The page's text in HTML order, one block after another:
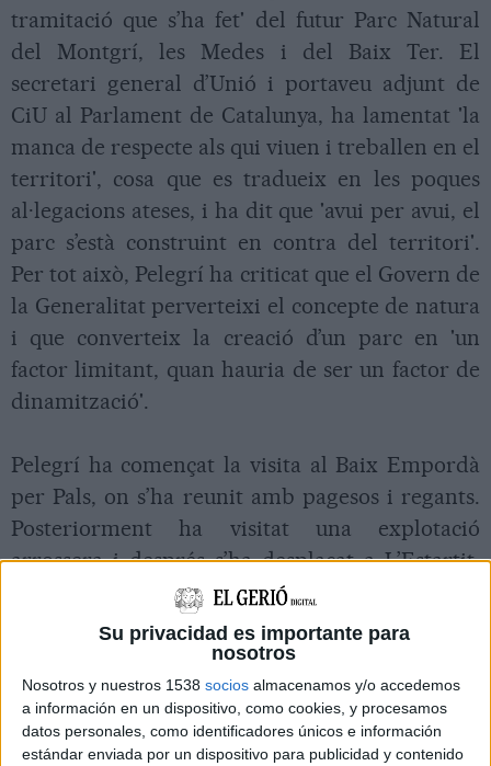
Su privacidad es importante para
nosotros
Nosotros y nuestros 1538 socios almacenamos y/o accedemos
a información en un dispositivo, como cookies, y procesamos
datos personales, como identificadores únicos e información
estándar enviada por un dispositivo para publicidad y contenido
tramitació que s’ha fet' del futur Parc Natural
del Montgrí, les Medes i del Baix Ter. El
secretari general d’Unió i portaveu adjunt de
CiU al Parlament de Catalunya, ha lamentat 'la
manca de respecte als qui viuen i treballen en el
territori', cosa que es tradueix en les poques
al·legacions ateses, i ha dit que 'avui per avui, el
parc s’està construint en contra del territori'.
Per tot això, Pelegrí ha criticat que el Govern de
la Generalitat perverteixi el concepte de natura
i que converteix la creació d’un parc en 'un
factor limitant, quan hauria de ser un factor de
dinamització'.
Pelegrí ha començat la visita al Baix Empordà
per Pals, on s’ha reunit amb pagesos i regants.
Posteriorment ha visitat una explotació
arrossera i després s’ha desplaçat a L’Estartit.
Allà s’ha reunit a l’Estació Nàutica amb
empresaris i representants de les empreses
d’immersió locals, que treballen a l’entorn de
les Illes Medes.
Després d’aquestes trobades, el secretari